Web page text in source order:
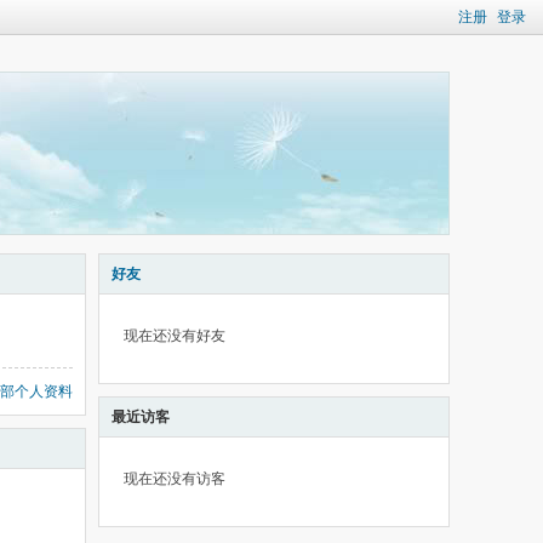
注册 登录
个人资料
好友
现在还没有好友
最近访客
现在还没有访客